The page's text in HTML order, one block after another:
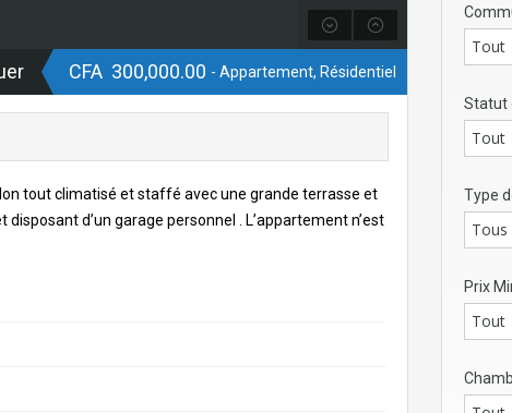
CFA 300,000.00 - Appartement, Résidentiel
tout climatisé et staffé avec une grande terrasse et
d’un garage personnel . L’appartement n’est
Tout
Statut
Tout
Type
Tous
Prix
Tout